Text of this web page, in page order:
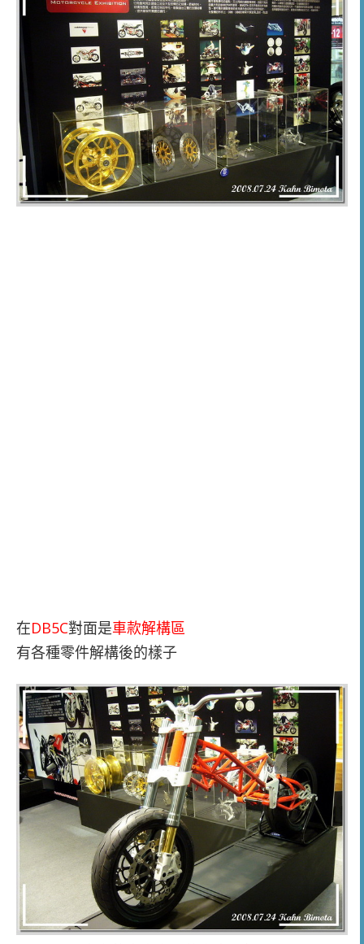
在DB5C對面是車款解構區
有各種零件解構後的樣子